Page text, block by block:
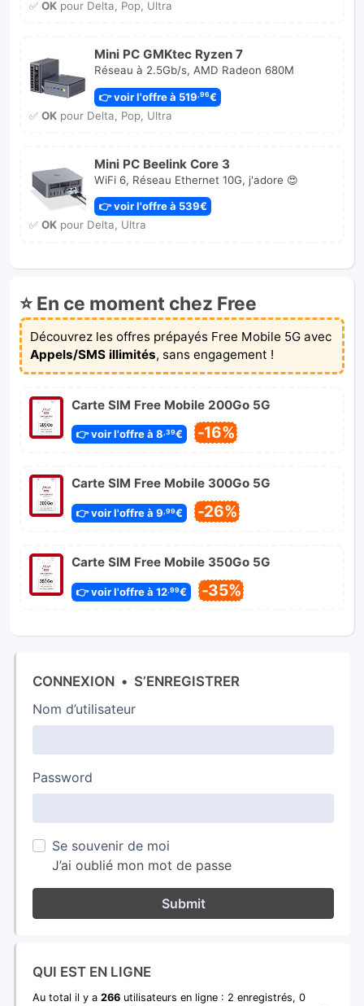
✅ OKpour Delta, Pop, Ultra
Mini PC GMKtec Ryzen 7
Réseau à 2.5Gb/s, AMD Radeon 680M
👉 voir l'offre à 519,96€
✅ OKpour Delta, Pop, Ultra
Mini PC Beelink Core 3
WiFi 6, Réseau Ethernet 10G, j'adore 😍
👉 voir l'offre à 539€
✅ OKpour Delta, Ultra
⭐ En ce moment chez Free
Découvrez les offres prépayés Free Mobile 5G avec
Appels/SMS illimités, sans engagement !
Carte SIM Free Mobile 200Go 5G
👉 voir l'offre à 8,39€ -16%
Carte SIM Free Mobile 300Go 5G
👉 voir l'offre à 9 ,99€ -26%
Carte SIM Free Mobile 350Go 5G
👉 voir l'offre à 12,99€ -35%
CONNEXION • S’ENREGISTRER
Nom d’utilisateur
Password
Se souvenir de moi
J’ai oublié mon mot de passe
Submit
QUI EST EN LIGNE
Au total il y a 266 utilisateurs en ligne : 2 enregistrés, 0